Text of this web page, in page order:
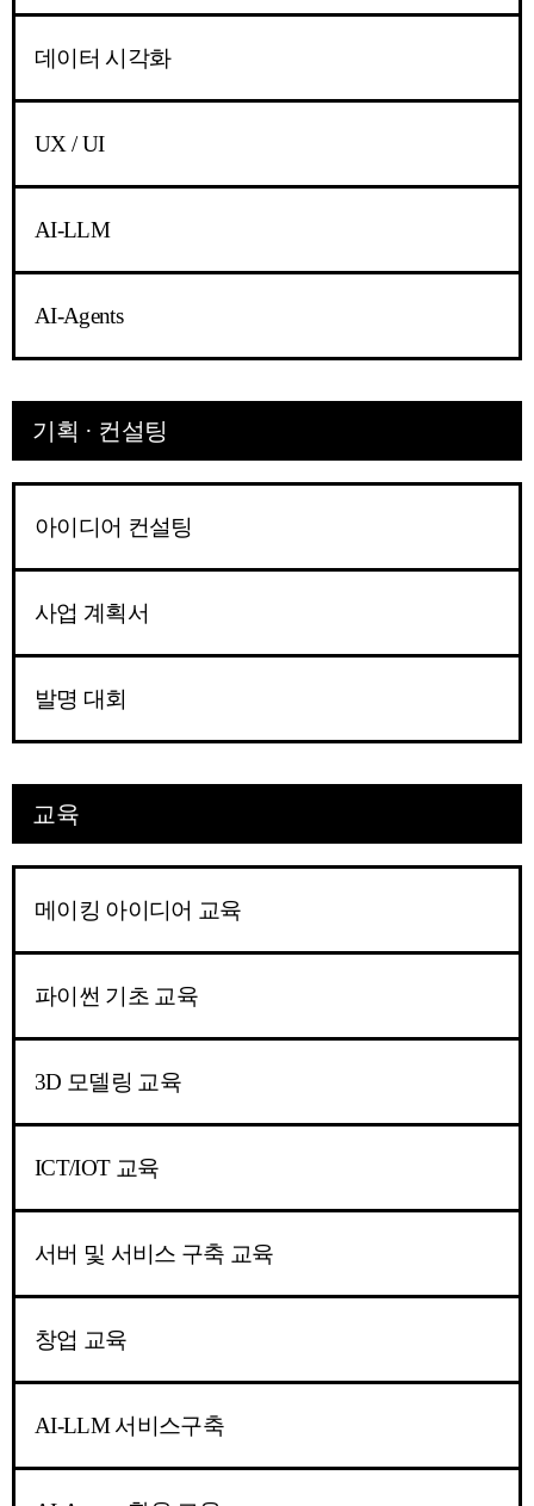
데이터 시각화
UX / UI
AI-LLM
AI-Agents
기획 · 컨설팅
아이디어 컨설팅
사업 계획서
발명 대회
교육
메이킹 아이디어 교육
파이썬 기초 교육
3D 모델링 교육
ICT/IOT 교육
서버 및 서비스 구축 교육
창업 교육
AI-LLM 서비스구축